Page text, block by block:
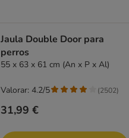
Jaula Double Door para
perros
55 x 63 x 61 cm (An x P x Al)
31,99 €
Valorar: 4.2/5 (2502)